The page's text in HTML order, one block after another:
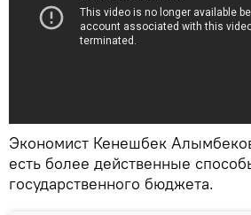
Экономист Кенешбек
есть более действенные
государственного бюджета.